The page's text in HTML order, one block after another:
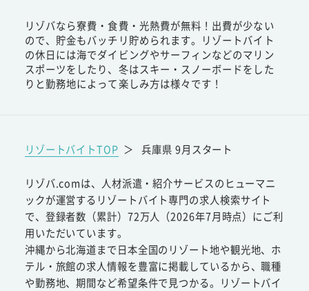
リゾバなら寮費・食費・光熱費が無料！出費が少ない
ので、貯金もバッチリ貯められます。リゾートバイト
の休日には海でダイビングやサーフィンなどのマリン
スポーツをしたり、冬はスキー・スノーボードをした
りと勤務地によって楽しみ方は様々です！
リゾートバイトTOP ＞ 兵庫県 9月スタート
リゾバ.comは、人材派遣・紹介サービスのヒューマニ
ックが運営するリゾートバイト専門の求人検索サイト
で、登録者数（累計）72万人（2026年7月時点）にご利
用いただいています。
沖縄から北海道まで日本全国のリゾート地や観光地、ホ
テル・旅館の求人情報を豊富に掲載しているから、職種
や勤務地、期間など希望条件で見つかる。リゾートバイ